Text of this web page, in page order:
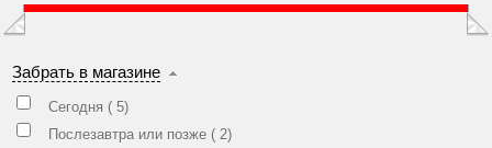
Забрать в магазине
Сегодня ( 5)
Послезавтра или позже ( 2)